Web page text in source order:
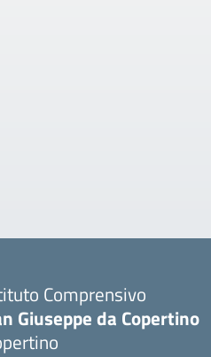
Comprensivo
Giuseppe da Copertino